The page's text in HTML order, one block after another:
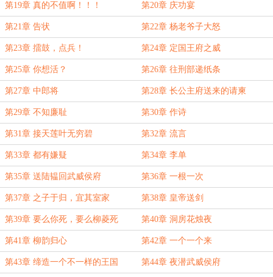
第19章 真的不值啊！！！ 第20章 庆功宴
第21章 告状 第22章 杨老爷子大怒
第23章 擂鼓，点兵！ 第24章 定国王府之威
第25章 你想活？ 第26章 往刑部递纸条
第27章 中郎将 第28章 长公主府送来的请柬
第29章 不知廉耻 第30章 作诗
第31章 接天莲叶无穷碧 第32章 流言
第33章 都有嫌疑 第34章 李单
第35章 送陆韫回武威侯府 第36章 一根一次
第37章 之子于归，宜其室家 第38章 皇帝送剑
第39章 要么你死，要么柳菱死 第40章 洞房花烛夜
第41章 柳韵归心 第42章 一个一个来
第43章 缔造一个不一样的王国 第44章 夜潜武威侯府